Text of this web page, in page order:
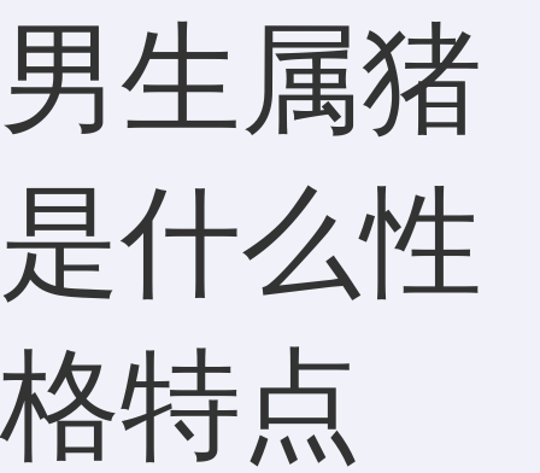
男生属猪
是什么性
格特点